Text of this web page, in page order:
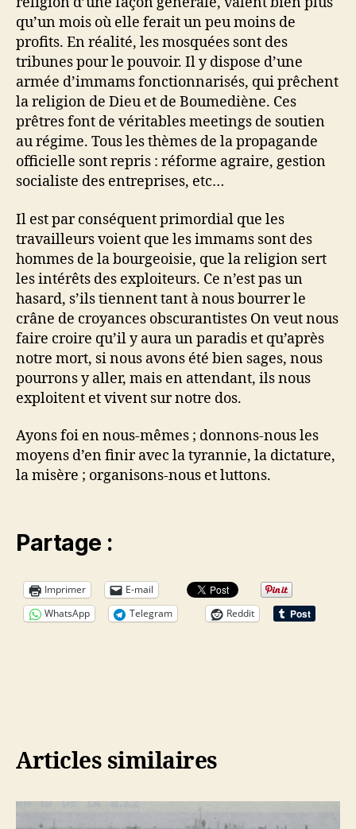
qu’un mois où elle ferait un peu moins de
profits. En réalité, les mosquées sont des
tribunes pour le pouvoir. Il y dispose d’une
armée d’immams fonctionnarisés, qui prêchent
la religion de Dieu et de Boumediène. Ces
prêtres font de véritables meetings de soutien
au régime. Tous les thèmes de la propagande
officielle sont repris : réforme agraire, gestion
socialiste des entreprises, etc…
Il est par conséquent primordial que les
travailleurs voient que les immams sont des
hommes de la bourgeoisie, que la religion sert
les intérêts des exploiteurs. Ce n’est pas un
hasard, s’ils tiennent tant à nous bourrer le
crâne de croyances obscurantistes On veut nous
faire croire qu’il y aura un paradis et qu’après
notre mort, si nous avons été bien sages, nous
pourrons y aller, mais en attendant, ils nous
exploitent et vivent sur notre dos.
Ayons foi en nous-mêmes ; donnons-nous les
moyens d’en finir avec la tyrannie, la dictature,
la misère ; organisons-nous et luttons.
Partage :
Imprimer
E-mail
WhatsApp
Telegram Reddit
Articles similaires